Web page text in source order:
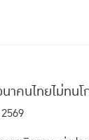
าคนไทยไม่ทน